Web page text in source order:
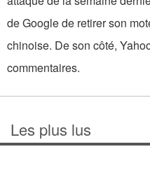
de Google de retirer son
chinoise. De son côté,
commentaires.
Les plus lus